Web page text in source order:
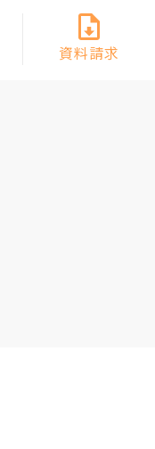
資料請求